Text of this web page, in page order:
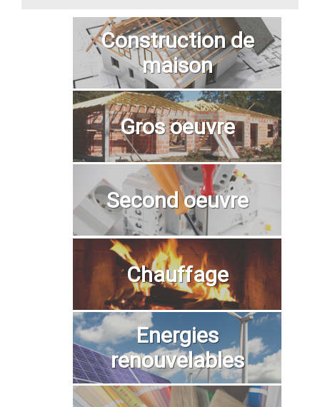
Construction de
maison
Gros oeuvre
Second oeuvre
Chauffage
Energies
renouvelables